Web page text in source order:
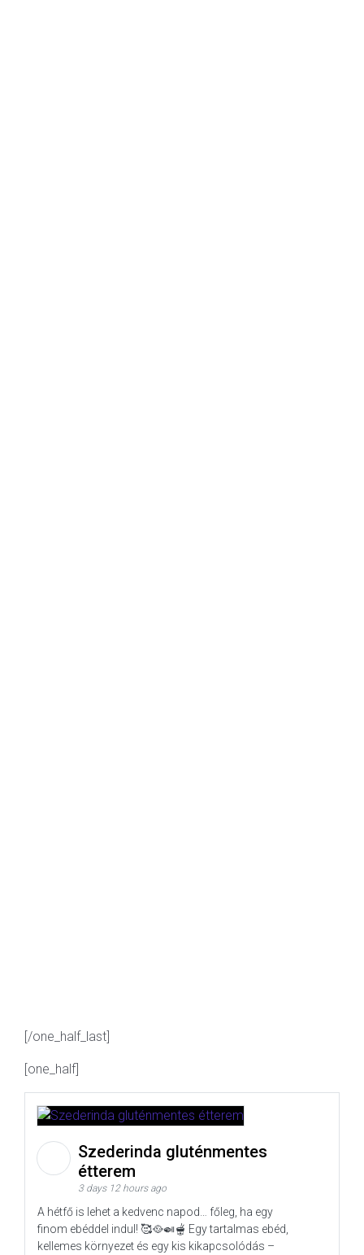
[/one_half_last]
[one_half]
Szederinda gluténmentes
étterem
3 days 12 hours ago
A hétfő is lehet a kedvenc napod… főleg, ha egy
finom ebéddel indul! 🥰🥘🍛🫕 Egy tartalmas ebéd,
kellemes környezet és egy kis kikapcsolódás –